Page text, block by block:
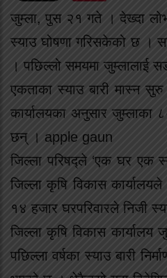
जुम्ला, पुस २१ गते । देख्दा
स्याउ घोषणा गरिसकेको छ ।
। पछिल्लो समयमा जुम्लालाई
एकताका स्याउ बारी मास्न
कार्यालयका अनुसार जुम्लाका
छन् । apple gaun
जिल्ला परिषद्ले ‘एक घर एक
जिल्ला कृषि विकास
१४ हजार घरपरिवारले निजी
जिल्ला कृषि विकास
पछिल्ला वर्षका स्याउ बारी